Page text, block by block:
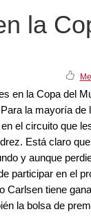
la
en la Copa del
la mayoría de
el circuito que
Está claro
y aunque
participar en el
Carlsen tiene
la bolsa de